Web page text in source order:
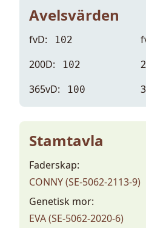
Avelsvärden
fvD: 102
200D: 102
365vD: 100
Stamtavla
Faderskap:
CONNY (SE-5062-2113-9)
Genetisk mor:
EVA (SE-5062-2020-6)